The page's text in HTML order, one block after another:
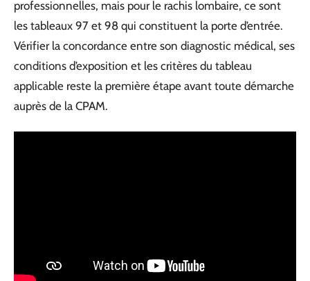
professionnelles, mais pour le rachis lombaire, ce sont
les tableaux 97 et 98 qui constituent la porte d’entrée.
Vérifier la concordance entre son diagnostic médical, ses
conditions d’exposition et les critères du tableau
applicable reste la première étape avant toute démarche
auprès de la CPAM.